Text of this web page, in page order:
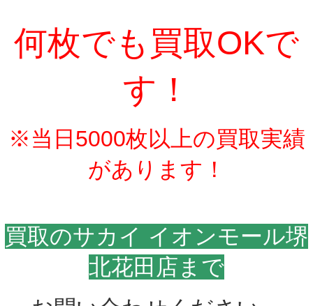
何枚でも買取OKで
す！
※当日5000枚以上の買取実績
があります！
買取のサカイ イオンモール堺
北花田店まで